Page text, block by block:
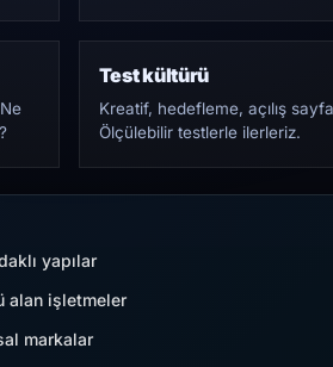
Test kültürü
Kreatif, hedefleme, açılış
Ölçülebilir testlerle ilerleriz.
yapılar
alan işletmeler
markalar